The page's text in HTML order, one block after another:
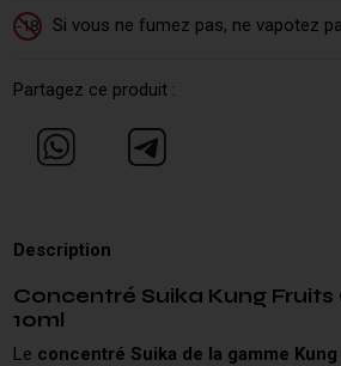
-18 Si vous ne fumez pas, ne vapotez
Partagez ce produit :
Description
Concentré Suika Kung
10ml
Le concentré Suika de la gamme